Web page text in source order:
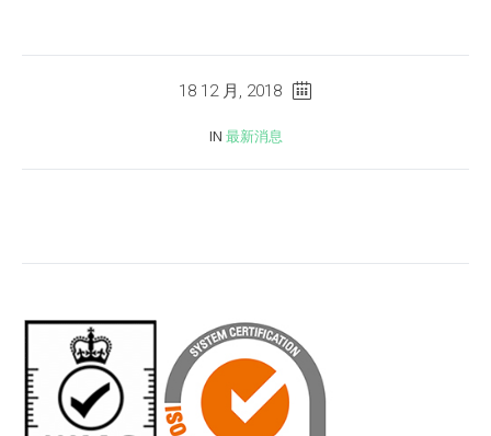
18 12 月, 2018
IN 最新消息